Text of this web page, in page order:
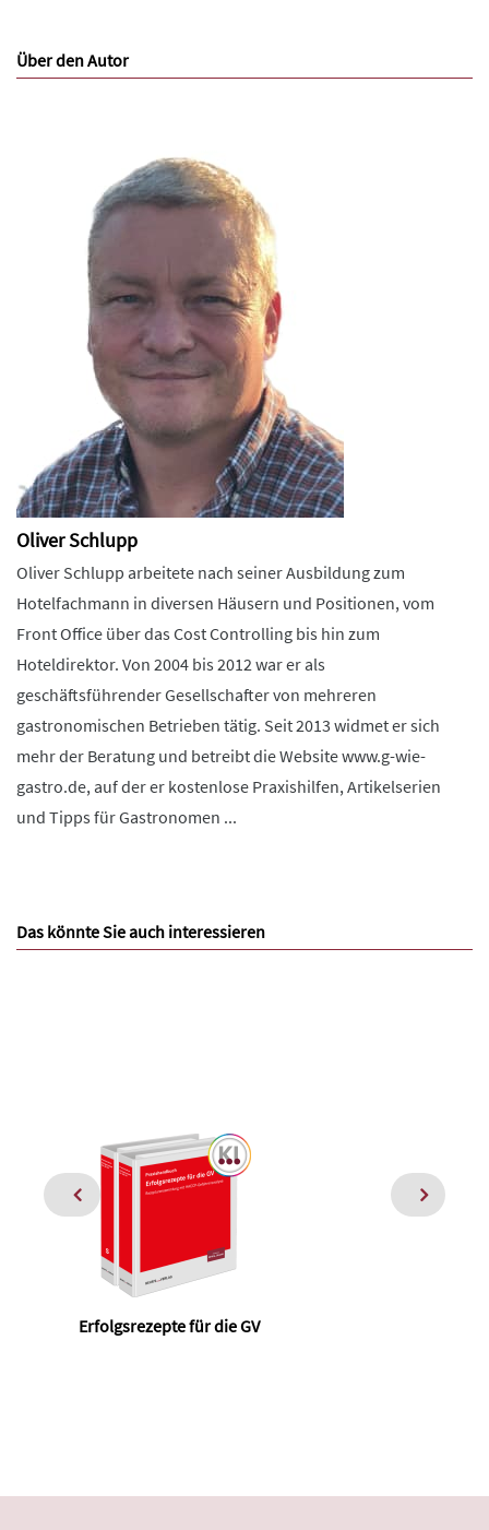
Über den Autor
Oliver Schlupp
Oliver Schlupp arbeitete nach seiner Ausbildung zum
Hotelfachmann in diversen Häusern und Positionen, vom
Front Office über das Cost Controlling bis hin zum
Hoteldirektor. Von 2004 bis 2012 war er als
geschäftsführender Gesellschafter von mehreren
gastronomischen Betrieben tätig. Seit 2013 widmet er sich
mehr der Beratung und betreibt die Website www.g-wie-
gastro.de, auf der er kostenlose Praxishilfen, Artikelserien
und Tipps für Gastronomen ...
Das könnte Sie auch interessieren
Erfolgsrezepte für die GV